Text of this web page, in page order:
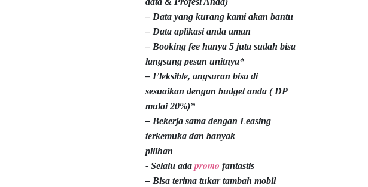
– Data yang kurang kami akan bantu
– Data aplikasi anda aman
– Booking fee hanya 5 juta sudah bisa
langsung pesan unitnya*
– Fleksible, angsuran bisa di
sesuaikan dengan budget anda ( DP
mulai 20%)*
– Bekerja sama dengan Leasing
terkemuka dan banyak
pilihan
- Selalu ada promo fantastis
– Bisa terima tukar tambah mobil